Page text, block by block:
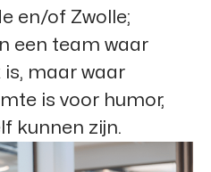
en/of Zwolle;
een team waar
maar waar
is voor humor,
kunnen zijn.